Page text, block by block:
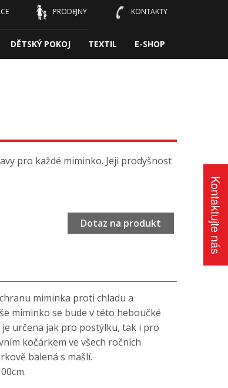
PRODEJNY KONTAKTY
DĚTSKÝ POKOJ TEXTIL E-SHOP
pro každé miminko. Jeji prodyšnost
Dotaz na produkt
miminka proti chladu a
miminko se bude v této heboučké
určena jak pro postýlku, tak i pro
kočárkem ve všech ročních
balená s mašlí.
Kontaktujte nás